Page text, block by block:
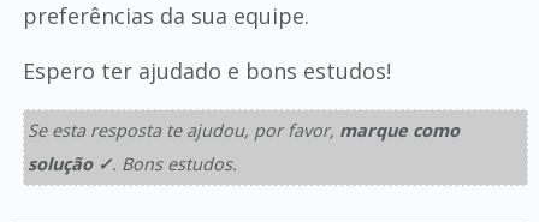
preferências da sua equipe.
Espero ter ajudado e bons estudos!
Se esta resposta te ajudou, por favor, marque como
solução ✓. Bons estudos.